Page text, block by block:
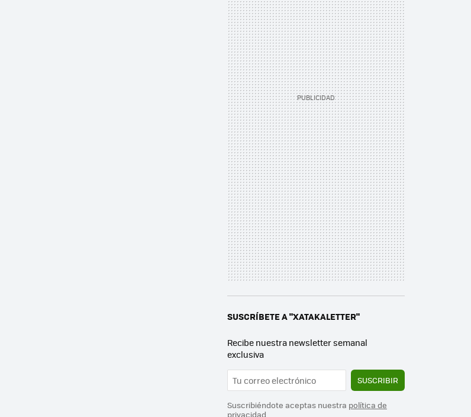
SUSCRÍBETE A "XATAKALETTER"
Recibe nuestra newsletter semanal
exclusiva
SUSCRIBIR
Suscribiéndote aceptas nuestra política de
privacidad